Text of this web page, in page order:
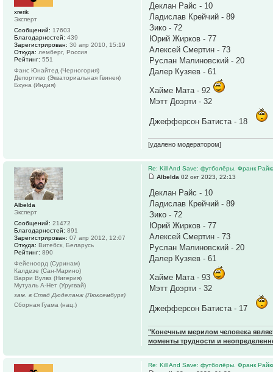
Деклан Райс - 10
Ладислав Крейчий - 89
Зико - 72
Юрий Жирков - 77
Алексей Смертин - 73
Руслан Малиновский - 20
Далер Кузяев - 61
Хайме Мата - 92
Мэтт Доэрти - 32
Джефферсон Батиста - 18
[удалено модератором]
xrerik
Эксперт
Сообщений: 17603
Благодарностей: 439
Зарегистрирован: 30 апр 2010, 15:19
Откуда: лемберг, Россия
Рейтинг: 551
Фанс Юнайтед (Черногория)
Депортиво (Экваториальная Гвинея)
Бхуна (Индия)
Re: Kill And Save: футболёры. Франк
Albelda 02 окт 2023, 22:13
Деклан Райс - 10
Ладислав Крейчий - 89
Зико - 72
Юрий Жирков - 77
Алексей Смертин - 73
Руслан Малиновский - 20
Далер Кузяев - 61
Хайме Мата - 93
Мэтт Доэрти - 32
Джефферсон Батиста - 17
"Конечным мерилом человека
моменты трудности и
Albelda
Эксперт
Сообщений: 21472
Благодарностей: 891
Зарегистрирован: 07 апр 2012, 12:07
Откуда: Витебск, Беларусь
Рейтинг: 890
Фейеноорд (Суринам)
Калдезе (Сан-Марино)
Варри Вулвз (Нигерия)
Мутуаль А-Нет (Уругвай)
зам. в Стад Дюделанж (Люксембург)
Сборная Гуама (нац.)
Re: Kill And Save: футболёры. Франк